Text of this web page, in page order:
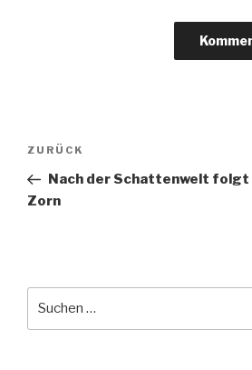
Beitragsnavigation
Vorheriger
Beitrag
ZURÜCK
Nach der Schattenwelt
Zorn